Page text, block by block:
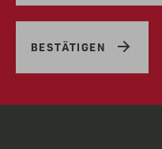
BESTÄTIGEN